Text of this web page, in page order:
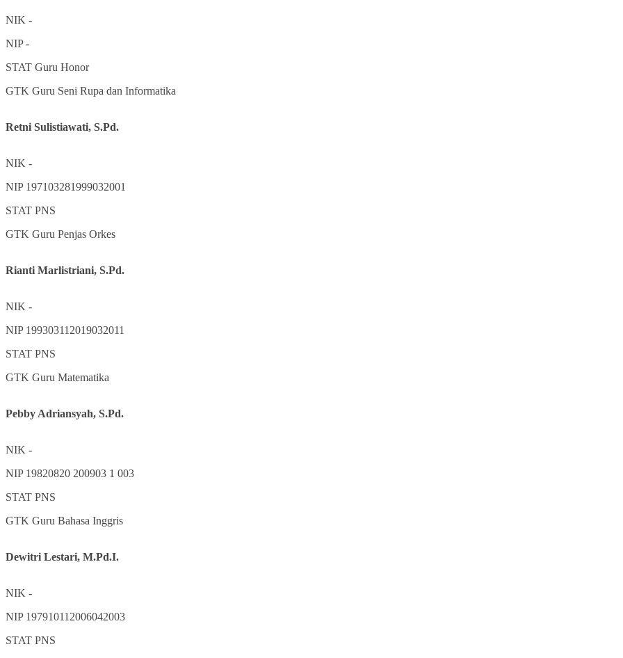
NIK -
NIP-
STAT Guru Honor
GTK Guru Seni Rupa dan Informatika
Retni Sulistiawati, S.Pd.
NIK -
NIP 197103281999032001
STAT PNS
GTK Guru Penjas Orkes
Rianti Marlistriani, S.Pd.
NIK -
NIP 199303112019032011
STAT PNS
GTK Guru Matematika
Pebby Adriansyah, S.Pd.
NIK -
NIP 19820820 200903 1 003
STAT PNS
GTK Guru Bahasa Inggris
Dewitri Lestari, M.Pd.I.
NIK -
NIP 197910112006042003
STAT PNS